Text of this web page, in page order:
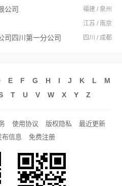
公司 福建 / 泉州
江苏 / 南京
司四川第一分公司 四川 / 成都
E F G H I J K L
M
T U V W X Y Z
使用协议 版权隐私
最近更新
布信息 免费注册